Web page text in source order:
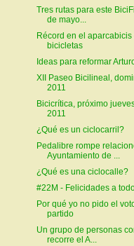
Tres rutas para este
de mayo...
Récord en el
bicicletas
Ideas para reformar
XII Paseo Bicilineal,
2011
Bicicrítica, próximo
2011
¿Qué es un ciclocarril?
Pedalibre rompe
Ayuntamiento de ...
¿Qué es una ciclocalle?
#22M - Felicidades a
Por qué yo no pido el
partido
Un grupo de personas
recorre el A...